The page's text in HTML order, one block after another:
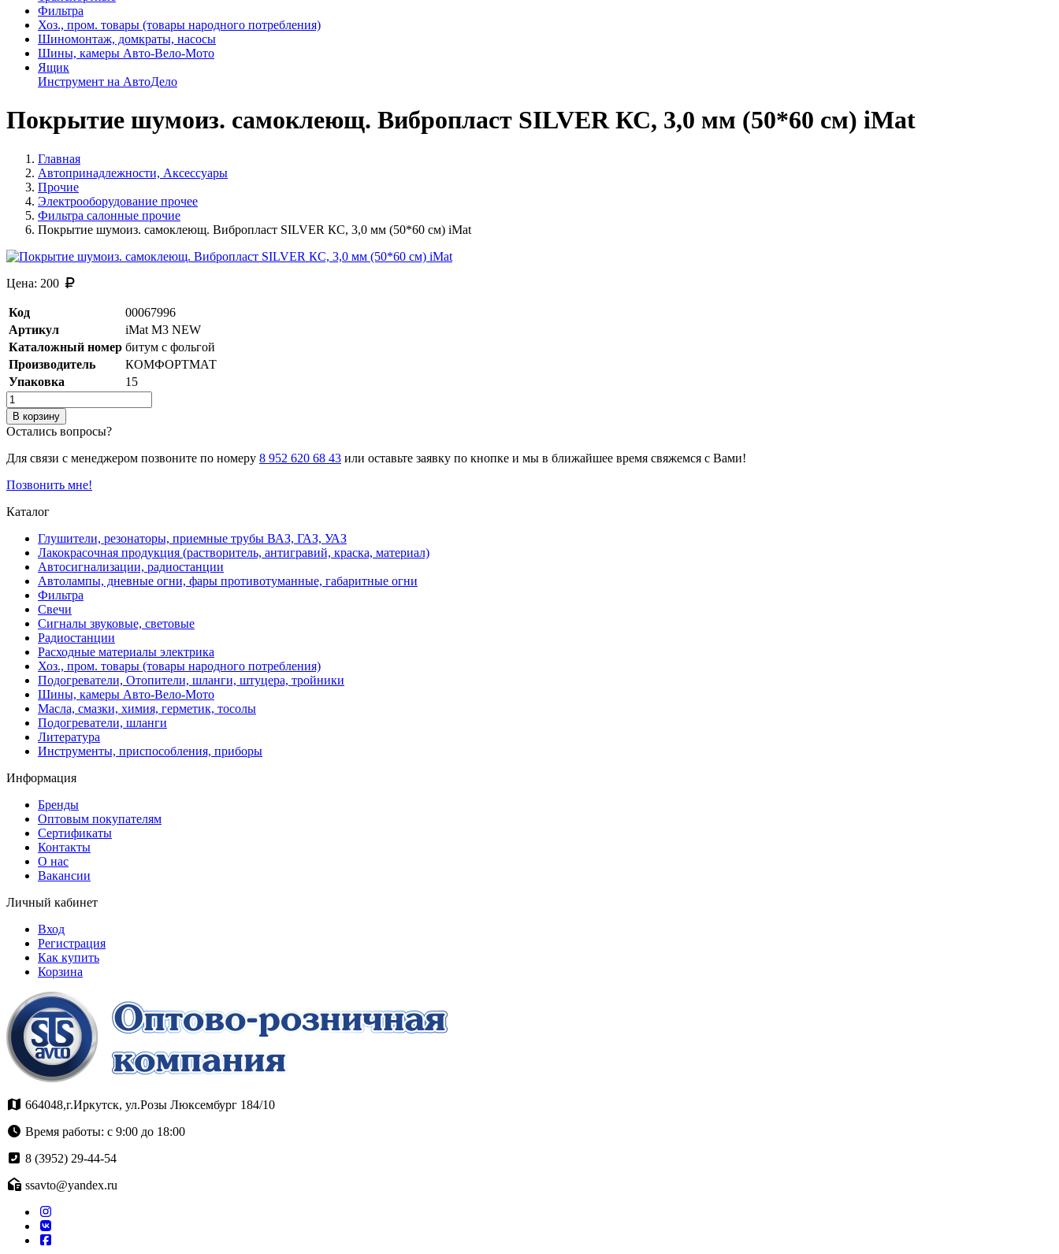
Фильтра
Хоз., пром. товары (товары народного потребления)
Шиномонтаж, домкраты, насосы
Шины, камеры Авто-Вело-Мото
Ящик
Инструмент на АвтоДело
Покрытие шумоиз. самоклеющ. Вибропласт SILVER КС, 3,0 мм (50*60 см) iMat
Главная
Автопринадлежности, Аксессуары
Прочие
Электрооборудование прочее
Фильтра салонные прочие
Покрытие шумоиз. самоклеющ. Вибропласт SILVER КС, 3,0 мм (50*60 см) iMat
Цена: 200
Код
00067996
Артикул
iMat M3 NEW
Каталожный номер битум с фольгой
Производитель
КОМФОРТМАТ
Упаковка
15
В корзину
Остались вопросы?
Для связи с менеджером позвоните по номеру 8 952 620 68 43 или оставьте заявку по кнопке и мы в ближайшее время свяжемся с Вами!
Позвонить мне!
Каталог
Глушители, резонаторы, приемные трубы ВАЗ, ГАЗ, УАЗ
Лакокрасочная продукция (растворитель, антигравий, краска, материал)
Автосигнализации, радиостанции
Автолампы, дневные огни, фары противотуманные, габаритные огни
Фильтра
Свечи
Сигналы звуковые, световые
Радиостанции
Расходные материалы электрика
Хоз., пром. товары (товары народного потребления)
Подогреватели, Отопители, шланги, штуцера, тройники
Шины, камеры Авто-Вело-Мото
Масла, смазки, химия, герметик, тосолы
Подогреватели, шланги
Литература
Инструменты, приспособления, приборы
Информация
Бренды
Оптовым покупателям
Сертификаты
Контакты
О нас
Вакансии
Личный кабинет
Вход
Регистрация
Как купить
Корзина
664048,г.Иркутск, ул.Розы Люксембург 184/10
Время работы: с 9:00 до 18:00
8 (3952) 29-44-54
ssavto@yandex.ru